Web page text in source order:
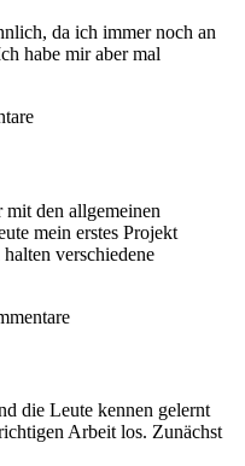
da ich immer noch an
habe mir aber mal
den allgemeinen
mein erstes Projekt
verschiedene
die Leute kennen gelernt
Arbeit los. Zunächst